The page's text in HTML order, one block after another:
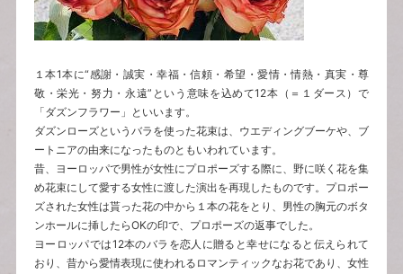
１本1本に“感謝・誠実・幸福・信頼・希望・愛情・情熱・真実・尊
敬・栄光・努力・永遠”という意味を込めて12本（＝１ダース）で
「ダズンフラワー」といいます。
ダズンローズというバラを使った花束は、ウエディングブーケや、ブ
ートニアの由来になったものともいわれています。
昔、ヨーロッパで男性が女性にプロポーズする際に、野に咲く花を集
め花束にして愛する女性に渡した演出を再現したものです。プロポー
ズされた女性は貰った花の中から１本の花をとり、男性の胸元のボタ
ンホールに挿したらOKの印で、プロポーズの返事でした。
ヨーロッパでは12本のバラを恋人に贈ると幸せになると伝えられて
おり、昔から愛情表現に使われるロマンティックなお花であり、女性